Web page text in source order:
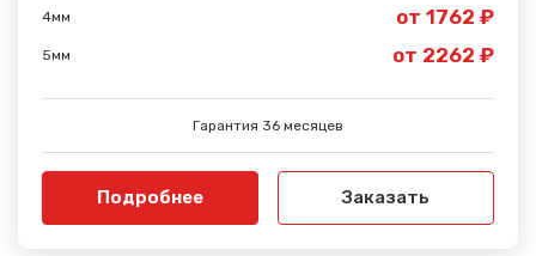
4мм от 1762 ₽
5мм от 2262 ₽
Гарантия 36 месяцев
Подробнее Заказать